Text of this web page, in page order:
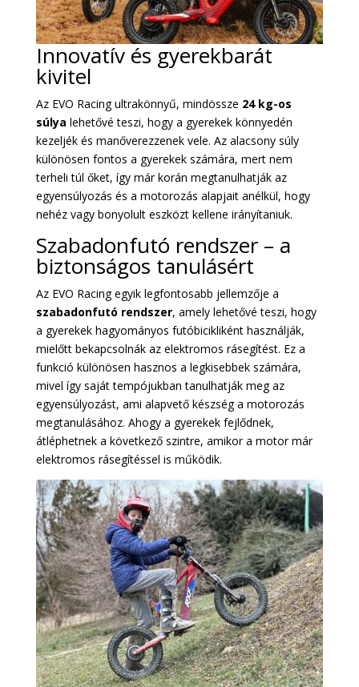
Innovatív és gyerekbarát
kivitel
Az EVO Racing ultrakönnyű, mindössze 24 kg-os
súlya lehetővé teszi, hogy a gyerekek könnyedén
kezeljék és manőverezzenek vele. Az alacsony súly
különösen fontos a gyerekek számára, mert nem
terheli túl őket, így már korán megtanulhatják az
egyensúlyozás és a motorozás alapjait anélkül, hogy
nehéz vagy bonyolult eszközt kellene irányítaniuk.
Szabadonfutó rendszer – a
biztonságos tanulásért
Az EVO Racing egyik legfontosabb jellemzője a
szabadonfutó rendszer, amely lehetővé teszi, hogy
a gyerekek hagyományos futóbicikliként használják,
mielőtt bekapcsolnák az elektromos rásegítést. Ez a
funkció különösen hasznos a legkisebbek számára,
mivel így saját tempójukban tanulhatják meg az
egyensúlyozást, ami alapvető készség a motorozás
megtanulásához. Ahogy a gyerekek fejlődnek,
átléphetnek a következő szintre, amikor a motor már
elektromos rásegítéssel is működik.